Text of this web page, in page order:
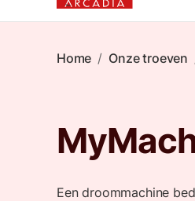
Home / Onze troeven
Een droommachine